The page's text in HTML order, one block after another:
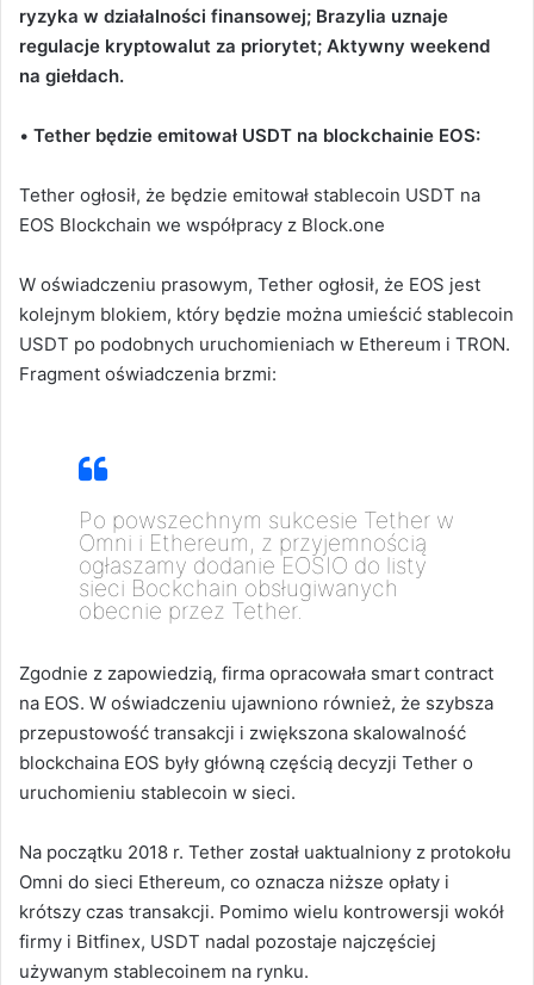
ryzyka w działalności finansowej; Brazylia uznaje
regulacje kryptowalut za priorytet; Aktywny weekend
na giełdach.
• Tether będzie emitował USDT na blockchainie EOS:
Tether ogłosił, że będzie emitował stablecoin USDT na
EOS Blockchain we współpracy z Block.one
W oświadczeniu prasowym, Tether ogłosił, że EOS jest
kolejnym blokiem, który będzie można umieścić stablecoin
USDT po podobnych uruchomieniach w Ethereum i TRON.
Fragment oświadczenia brzmi:
Po powszechnym sukcesie Tether w
Omni i Ethereum, z przyjemnością
ogłaszamy dodanie EOSIO do listy
sieci Bockchain obsługiwanych
obecnie przez Tether.
Zgodnie z zapowiedzią, firma opracowała smart contract
na EOS. W oświadczeniu ujawniono również, że szybsza
przepustowość transakcji i zwiększona skalowalność
blockchaina EOS były główną częścią decyzji Tether o
uruchomieniu stablecoin w sieci.
Na początku 2018 r. Tether został uaktualniony z protokołu
Omni do sieci Ethereum, co oznacza niższe opłaty i
krótszy czas transakcji. Pomimo wielu kontrowersji wokół
firmy i Bitfinex, USDT nadal pozostaje najczęściej
używanym stablecoinem na rynku.